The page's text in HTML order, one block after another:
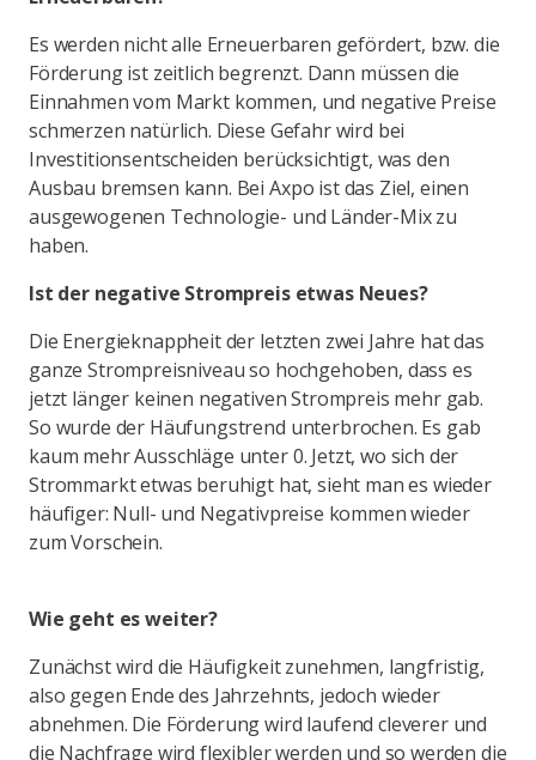
Es werden nicht alle Erneuerbaren gefördert, bzw. die
Förderung ist zeitlich begrenzt. Dann müssen die
Einnahmen vom Markt kommen, und negative Preise
schmerzen natürlich. Diese Gefahr wird bei
Investitionsentscheiden berücksichtigt, was den
Ausbau bremsen kann. Bei Axpo ist das Ziel, einen
ausgewogenen Technologie- und Länder-Mix zu
haben.
Ist der negative Strompreis etwas Neues?
Die Energieknappheit der letzten zwei Jahre hat das
ganze Strompreisniveau so hochgehoben, dass es
jetzt länger keinen negativen Strompreis mehr gab.
So wurde der Häufungstrend unterbrochen. Es gab
kaum mehr Ausschläge unter 0. Jetzt, wo sich der
Strommarkt etwas beruhigt hat, sieht man es wieder
häufiger: Null- und Negativpreise kommen wieder
zum Vorschein.
Wie geht es weiter?
Zunächst wird die Häufigkeit zunehmen, langfristig,
also gegen Ende des Jahrzehnts, jedoch wieder
abnehmen. Die Förderung wird laufend cleverer und
die Nachfrage wird flexibler werden und so werden die